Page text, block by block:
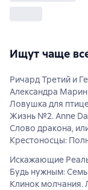
Ищут чаще
Ричард Третий и
Александра
Ловушка для
Жизнь №2. Anne
Слово дракона,
Крестоносцы:
Искажающие
Будь нужным:
Клинок молчания.